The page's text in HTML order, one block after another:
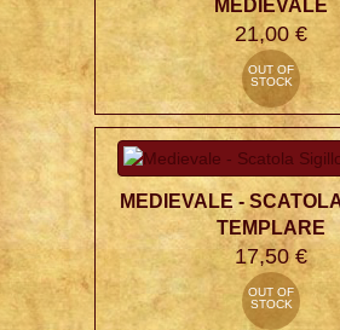
MEDIEVALE
21,00 €
OUT OF
STOCK
MEDIEVALE -
TEMPLARE
17,50 €
OUT OF
STOCK